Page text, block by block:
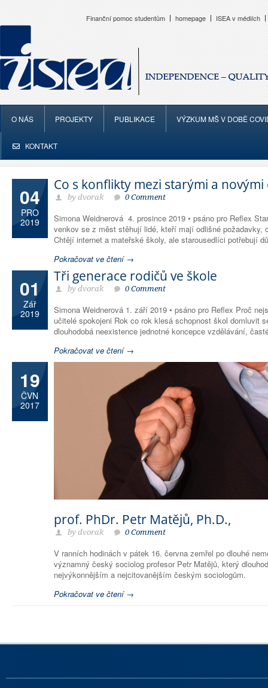
Finanční pomoc studentům homepage ISEA v médiích
O NÁS PROJEKTY PUBLIKACE VÝZKUM MŠ V DOBĚ
KONTAKT
04
PRO
2019
Co s konflikty mezi starými a
by dvorak 0 Comment
Simona Weidnerová 4. prosince 2019 • psáno pro Reflex
venkov se z měst stěhují lidé, kteří mají odlišné požadavky,
Chtějí internet a mateřské školy, ale starousedlíci potřebují
Pokračovat ve čtení →
01
Zář
2019
Tři generace rodičů ve škole
by dvorak 0 Comment
Simona Weidnerová 1. září 2019 • psáno pro Reflex Proč
učitelé spokojeni Rok co rok klesá schopnost škol domluvit
dlouhodobá neexistence jednotné koncepce vzdělávání,
Pokračovat ve čtení →
19
ČVN
2017
prof. PhDr. Petr Matějů, Ph.D.,
by dvorak 0 Comment
V ranních hodinách v pátek 16. června zemřel po dlouhé
významný český sociolog profesor Petr Matějů, který
nejvýkonnějším a nejcitovanějším českým sociologům.
Pokračovat ve čtení →